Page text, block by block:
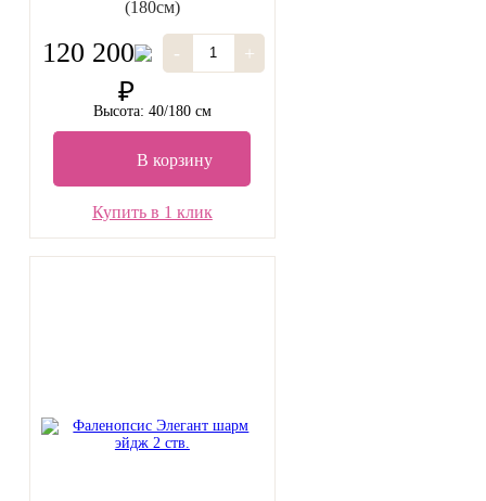
(180см)
120 200
₽
- +
Высота: 40/180 см
В корзину
Купить в 1 клик